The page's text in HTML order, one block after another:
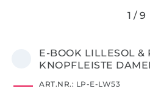
E-BOOK LILLESOL &
KNOPFLEISTE
ART.NR.: LP-E-LW53